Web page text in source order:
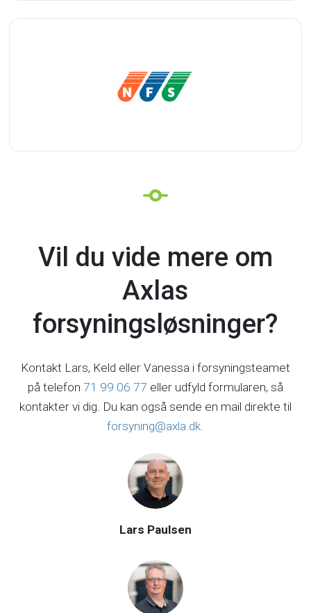
Vil du vide mere om
Axlas
forsyningsløsninger?
Kontakt Lars, Keld eller Vanessa i forsyningsteamet
på telefon 71 99 06 77 eller udfyld formularen, så
kontakter vi dig. Du kan også sende en mail direkte til
forsyning@axla.dk.
Lars Paulsen